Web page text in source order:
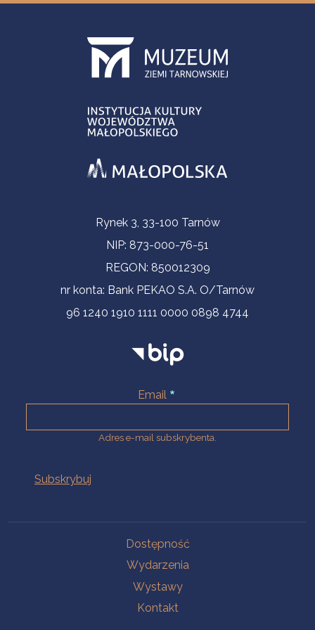
Informacje kontaktoweRynek 3, 33-100 Tarnów
NIP: 873-000-76-51
REGON: 850012309
nr konta: Bank PEKAO S.A. O/Tarnów
96 1240 1910 1111 0000 0898 4744
Email
Adres e-mail subskrybenta.
Dostępność
Wydarzenia
Wystawy
Kontakt